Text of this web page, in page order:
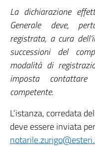
La dichiarazione
Generale deve,
registrata, a cura
successioni del
modalità di
imposta
competente.
L’istanza, corredata
deve essere inviata